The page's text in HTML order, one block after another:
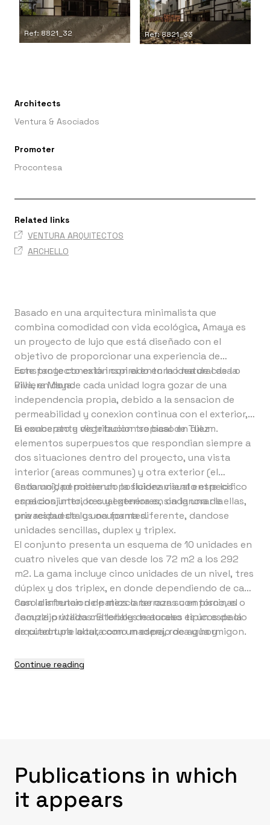
Ref: 8821_32 Ref: 8821_33
Architects
Ventura & Asociados
Promoter
Procontesa
Related links
VENTURA ARQUITECTOS
ARCHELLO
Basado en una arquitectura minimalista que
combina comodidad con vida ecológica, Amaya es
un proyecto de lujo que está diseñado con el
objetivo de proporcionar una experiencia de
constante conexión con el entorno natural de la
Riviera Maya.
Este proyecto esta inspirado en la idea de casa o
villa, en donde cada unidad logra gozar de una
independencia propia, debido a la sensacion de
permeabilidad y conexion continua con el exterior,
la exuberante vegetacion tropical de Tulum.
El concepto y distribucion se baso en diez
elementos superpuestos que respondian siempre a
dos situaciones dentro del proyecto, una vista
interior (areas communes) y otra exterior (el
entorno), permitiendo la fluidez visual entre los
espacios interiores y exteriores, sin ignorar la
privacidad de los ocupantes.
Cada unidad posee un posicionamiento especifico
en el conjunto, lo cual genera en cada una de ellas,
una respuesta y una forma diferente, dandose
unidades sencillas, duplex y triplex.
El conjunto presenta un esquema de 10 unidades en
cuatro niveles que van desde los 72 m2 a los 292
m2. La gama incluye cinco unidades de un nivel, tres
dúplex y dos triplex, en donde dependiendo de cada
caso disfrutan de patios o terrazas con piscinas o
Jacuzzi privados. El lobby de acceso es un espacio
de cuadruple altura con un espejo de agua y
superior, el cual por se el centro del proyecto nace
Con la intencion de mezclarse con su entorno, el
complejo utiliza materiales naturales tipicos de la
arquitectura local, como madera, roca y hormigon.
Continue reading
Publications in which
it appears